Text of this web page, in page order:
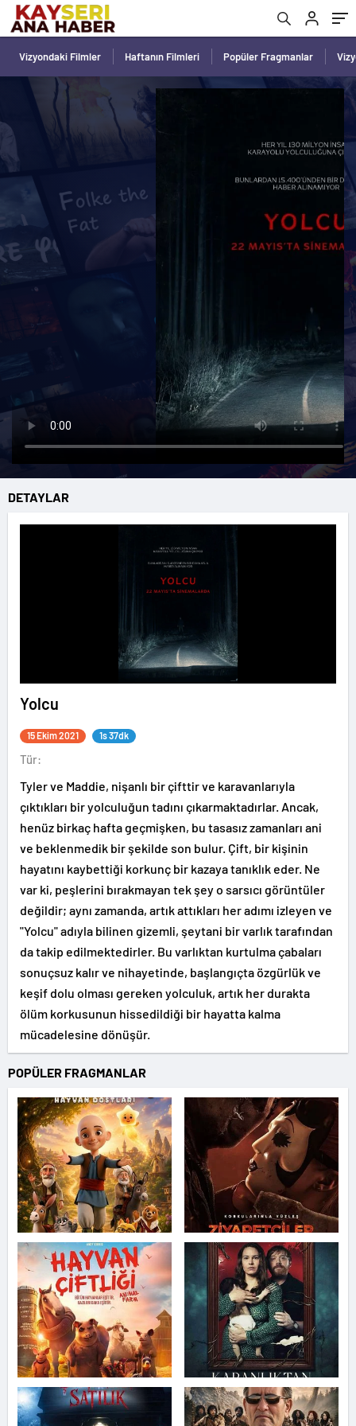
Vizyondaki Filmler Haftanın Filmleri Popüler Fragmanlar
DETAYLAR
Yolcu
15 Ekim 2021 1s 37dk
Tür:
Tyler ve Maddie, nişanlı bir çifttir ve karavanlarıyla
çıktıkları bir yolculuğun tadını çıkarmaktadırlar. Ancak,
henüz birkaç hafta geçmişken, bu tasasız zamanları ani
ve beklenmedik bir şekilde son bulur. Çift, bir kişinin
hayatını kaybettiği korkunç bir kazaya tanıklık eder. Ne
var ki, peşlerini bırakmayan tek şey o sarsıcı görüntüler
değildir; aynı zamanda, artık attıkları her adımı izleyen ve
"Yolcu" adıyla bilinen gizemli, şeytani bir varlık tarafından
da takip edilmektedirler. Bu varlıktan kurtulma çabaları
sonuçsuz kalır ve nihayetinde, başlangıçta özgürlük ve
keşif dolu olması gereken yolculuk, artık her durakta
ölüm korkusunun hissedildiği bir hayatta kalma
mücadelesine dönüşür.
POPÜLER FRAGMANLAR